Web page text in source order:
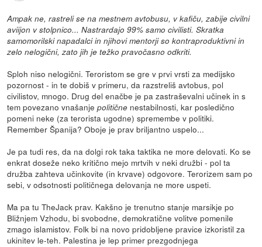
Ampak ne, rastreli se na mestnem avtobusu, v kafiču, zabije civilni
aviijon v stolpnico... Nastrardajo 99% samo civilisti. Skratka
samomorilski napadalci in njihovi mentorji so kontraproduktivni in
zelo nelogični, zato jih je težko pravočasno odkriti.
Sploh niso nelogični. Teroristom se gre v prvi vrsti za medijsko
pozornost - in te dobiš v primeru, da razstreliš avtobus, pol
civilistov, mnogo. Drug del enačbe je pa zastraševalni učinek in s
tem povezano vnašanjepolitične nestabilnosti, kar posledično
pomeni neke (za terorista ugodne) spremembe v politiki.
Remember Španija? Oboje je prav briljantno uspelo...
Je pa tudi res, da na dolgi rok taka taktika ne more delovati. Ko se
enkrat doseže neko kritično mejo mrtvih v neki družbi - pol ta
družba zahteva učinkovite (in krvave) odgovore. Terorizem sam po
sebi, v odsotnosti političnega delovanja ne more uspeti.
Ma pa tu TheJack prav. Kakšno je trenutno stanje marsikje po
Bližnjem Vzhodu, bi svobodne, demokratične volitve pomenile
zmago islamistov. Folk bi na novo pridobljene pravice izkoristil za
ukinitev le-teh. Palestina je lep primer prezgodnjega